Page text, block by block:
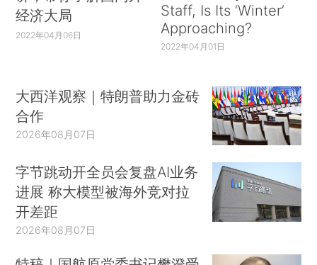
经济大局
2022年04月06日
Staff, Is Its ‘Winter’
Approaching?
2022年04月01日
大西洋观察｜特朗普助力金砖
合作
2026年08月07日
字节跳动开全员会复盘AI业务
进展 称大模型被海外竞对拉
开差距
2026年08月07日